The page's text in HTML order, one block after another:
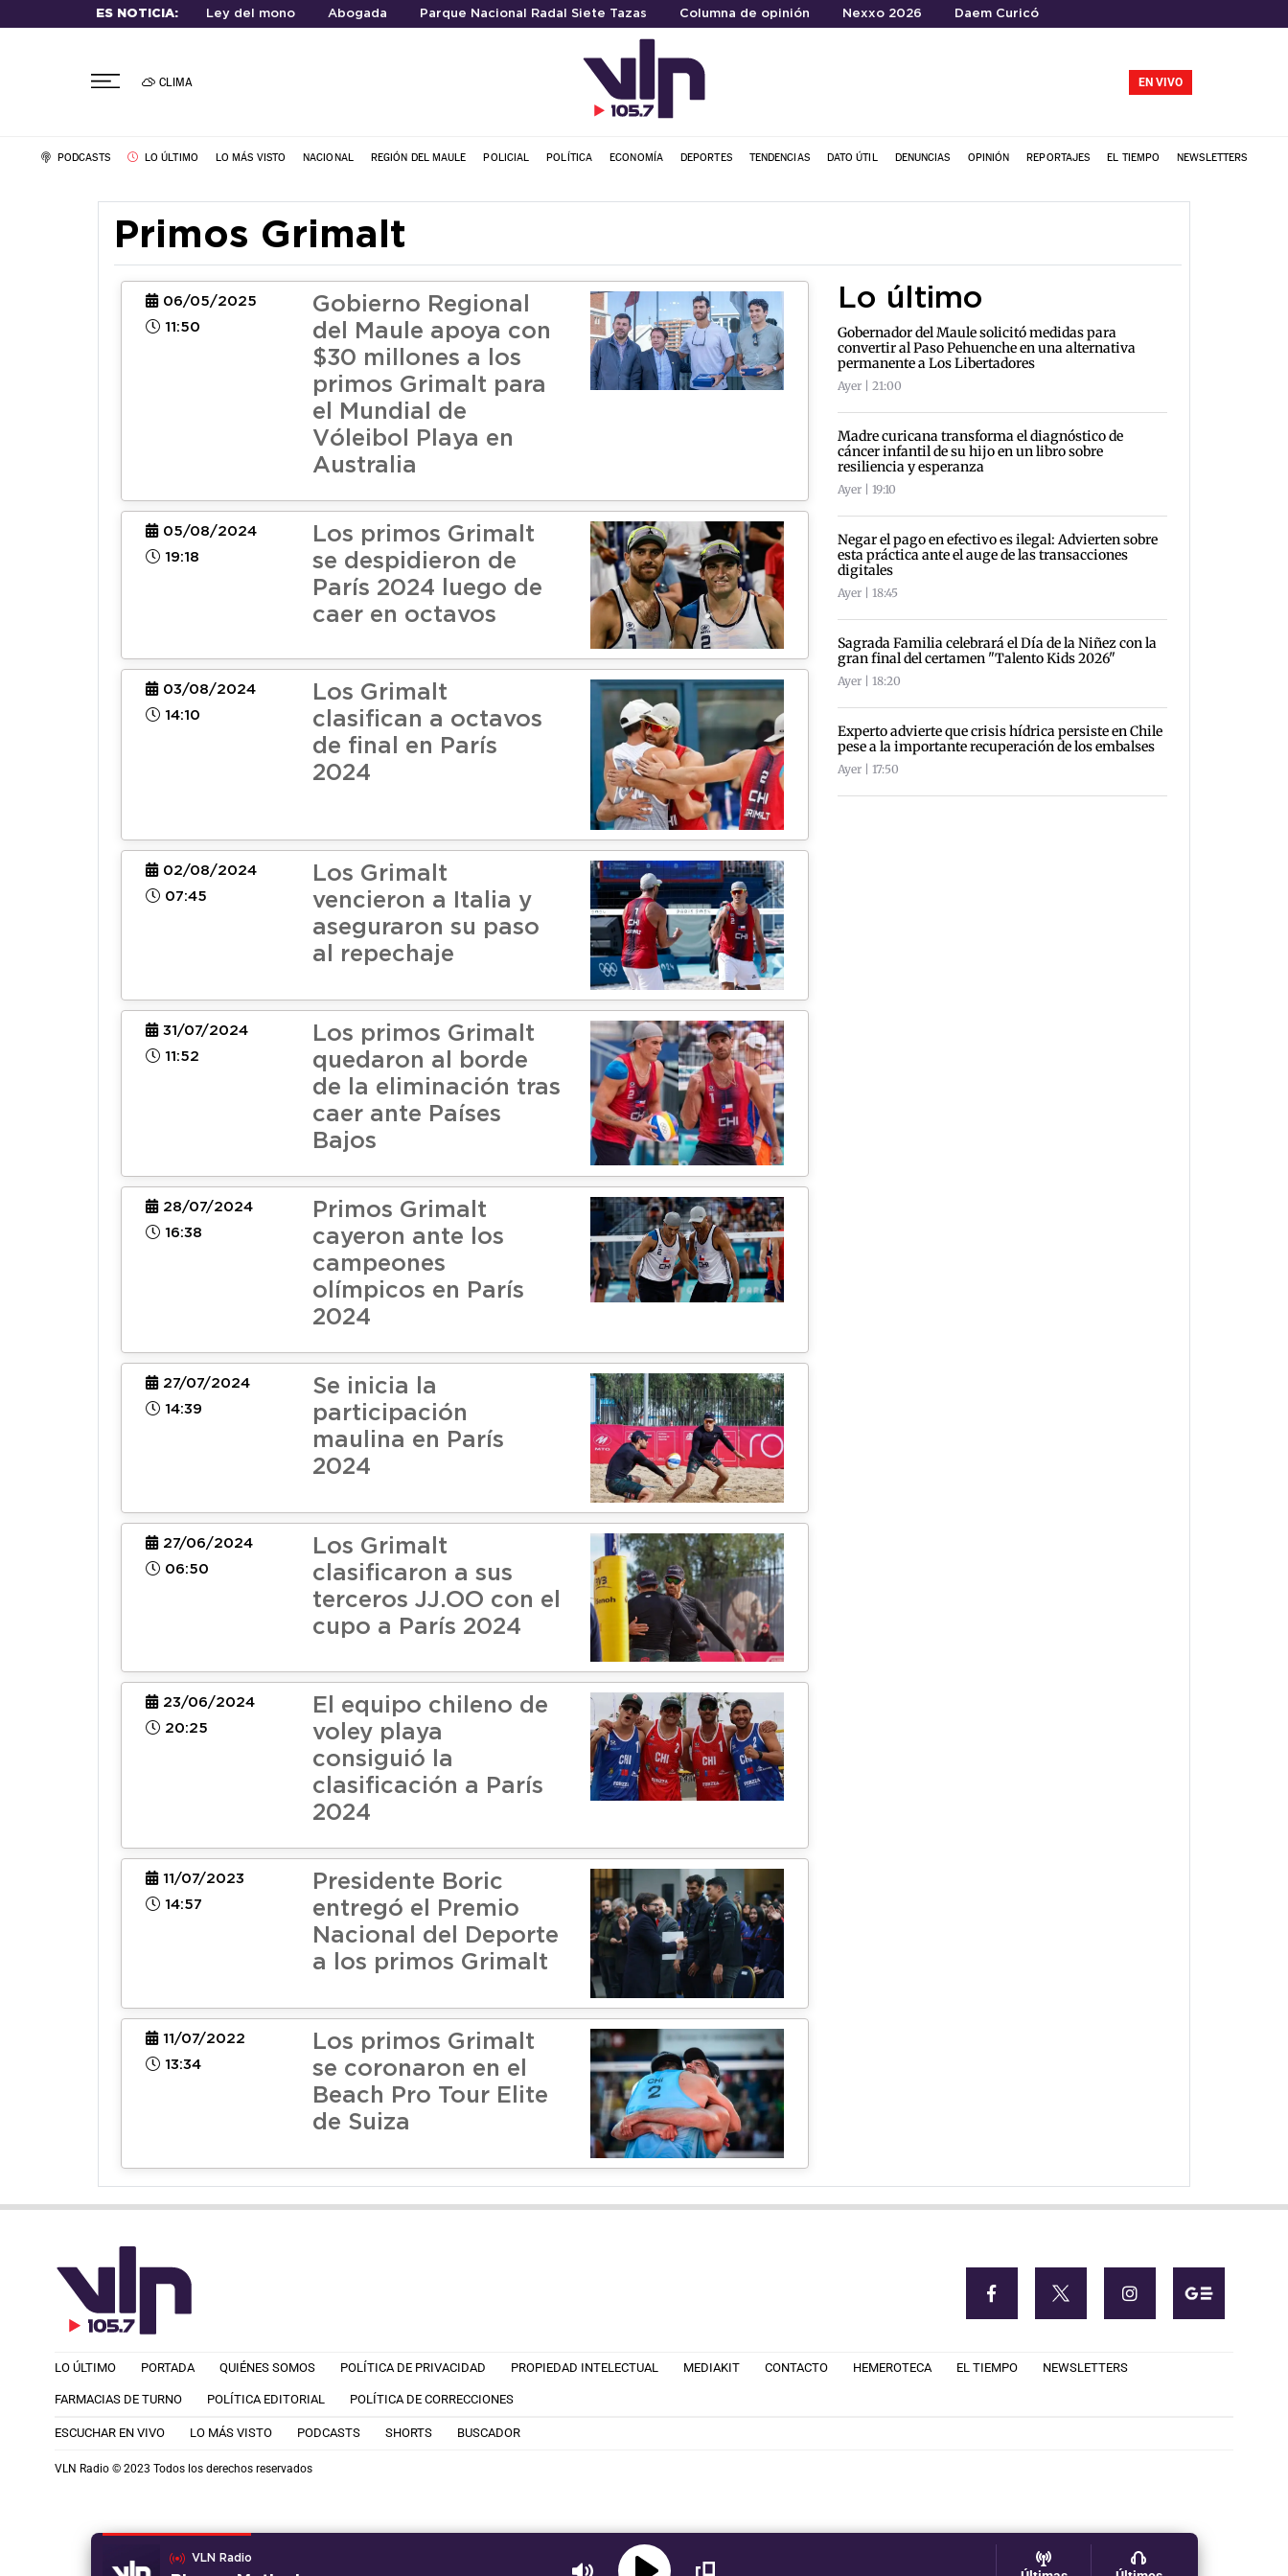
ES NOTICIA: Ley del mono Abogada Parque Nacional Radal Siete Tazas Columna de opinión Nexxo 2026 Daem Curicó
CLIMA EN VIVO
PODCASTS LO ÚLTIMO LO MÁS VISTO NACIONAL REGIÓN DEL MAULE POLICIAL POLÍTICA ECONOMÍA DEPORTES TENDENCIAS DATO ÚTIL DENUNCIAS OPINIÓN REPORTAJES EL TIEMPO NEWSLETTERS
Primos Grimalt
06/05/2025
11:50
Gobierno Regional
del Maule apoya con
$30 millones a los
primos Grimalt para
el Mundial de
Vóleibol Playa en
Australia
05/08/2024
19:18
Los primos Grimalt
se despidieron de
París 2024 luego de
caer en octavos
03/08/2024
14:10
Los Grimalt
clasifican a octavos
de final en París
2024
02/08/2024
07:45
Los Grimalt
vencieron a Italia y
aseguraron su paso
al repechaje
31/07/2024
11:52
Los primos Grimalt
quedaron al borde
de la eliminación tras
caer ante Países
Bajos
28/07/2024
16:38
Primos Grimalt
cayeron ante los
campeones
olímpicos en París
2024
27/07/2024
14:39
Se inicia la
participación
maulina en París
2024
27/06/2024
06:50
Los Grimalt
clasificaron a sus
terceros JJ.OO con el
cupo a París 2024
23/06/2024
20:25
El equipo chileno de
voley playa
consiguió la
clasificación a París
2024
11/07/2023
14:57
Presidente Boric
entregó el Premio
Nacional del Deporte
a los primos Grimalt
11/07/2022
13:34
Los primos Grimalt
se coronaron en el
Beach Pro Tour Elite
de Suiza
Lo último
Gobernador del Maule solicitó medidas para
convertir al Paso Pehuenche en una alternativa
permanente a Los Libertadores
Ayer | 21:00
Madre curicana transforma el diagnóstico de
cáncer infantil de su hijo en un libro sobre
resiliencia y esperanza
Ayer | 19:10
Negar el pago en efectivo es ilegal: Advierten sobre
esta práctica ante el auge de las transacciones
digitales
Ayer | 18:45
Sagrada Familia celebrará el Día de la Niñez con la
gran final del certamen "Talento Kids 2026"
Ayer | 18:20
Experto advierte que crisis hídrica persiste en Chile
pese a la importante recuperación de los embalses
Ayer | 17:50
VLN Radio
LO ÚLTIMO PORTADA QUIÉNES SOMOS POLÍTICA DE PRIVACIDAD PROPIEDAD INTELECTUAL MEDIAKIT CONTACTO HEMEROTECA EL TIEMPO NEWSLETTERS
FARMACIAS DE TURNO POLÍTICA EDITORIAL POLÍTICA DE CORRECCIONES
ESCUCHAR EN VIVO LO MÁS VISTO PODCASTS SHORTS BUSCADOR
VLN Radio © 2023 Todos los derechos reservados